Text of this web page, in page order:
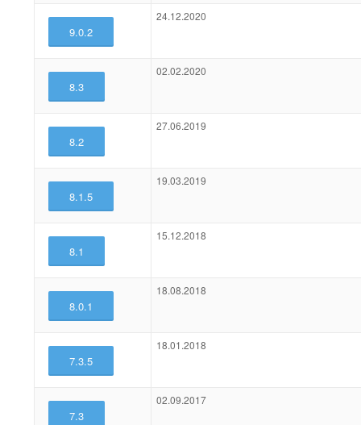
9.0.2
24.12.2020
8.3
02.02.2020
8.2
27.06.2019
8.1.5
19.03.2019
8.1
15.12.2018
8.0.1
18.08.2018
7.3.5
18.01.2018
7.3
02.09.2017